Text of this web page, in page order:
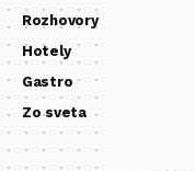
Rozhovory
Hotely
Gastro
Zo sveta